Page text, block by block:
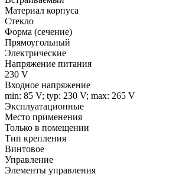
Материал корпуса
Стекло
Форма (сечение)
Прямоугольный
Электрические
Напряжение питания
230 V
Входное напряжение
min: 85 V; typ: 230 V; max: 265 V
Эксплуатационные
Место применения
Только в помещении
Тип крепления
Винтовое
Управление
Элементы управления